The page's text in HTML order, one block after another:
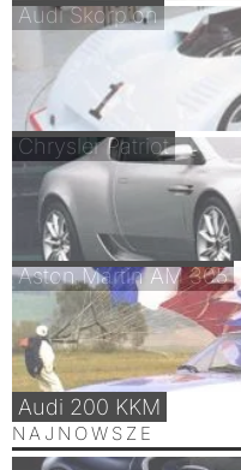
Audi Skorpion
Chrysler Patriot
Aston Martin AM 305
Audi 200 KKM
NAJNOWSZE